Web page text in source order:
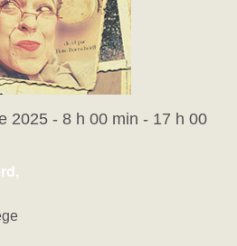
2025 - 8 h 00 min - 17 h 00